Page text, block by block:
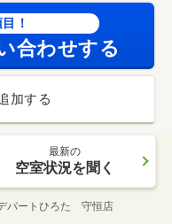
！
合わせする
加する
最新の
空室状況を聞く
パートひろた 守恒店